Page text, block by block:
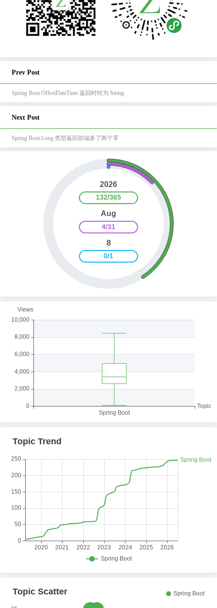
Prev Post
Spring Boot OffsetDateTime 返回时转为 String
Next Post
Spring Boot Long 类型返回前端多了两个零